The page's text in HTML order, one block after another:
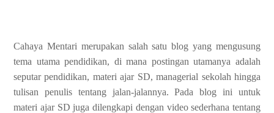
Cahaya Mentari merupakan salah satu blog yang mengusung
tema utama pendidikan, di mana postingan utamanya adalah
seputar pendidikan, materi ajar SD, managerial sekolah hingga
tulisan penulis tentang jalan-jalannya. Pada blog ini untuk
materi ajar SD juga dilengkapi dengan video sederhana tentang